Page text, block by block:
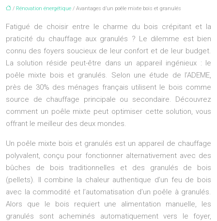
/ Rénovation énergétique / Avantages d’un poêle mixte bois et granulés
Fatigué de choisir entre le charme du bois crépitant et la
praticité du chauffage aux granulés ? Le dilemme est bien
connu des foyers soucieux de leur confort et de leur budget.
La solution réside peut-être dans un appareil ingénieux : le
poêle mixte bois et granulés. Selon une étude de l’ADEME,
près de 30% des ménages français utilisent le bois comme
source de chauffage principale ou secondaire. Découvrez
comment un poêle mixte peut optimiser cette solution, vous
offrant le meilleur des deux mondes.
Un poêle mixte bois et granulés est un appareil de chauffage
polyvalent, conçu pour fonctionner alternativement avec des
bûches de bois traditionnelles et des granulés de bois
(pellets). Il combine la chaleur authentique d’un feu de bois
avec la commodité et l’automatisation d’un poêle à granulés.
Alors que le bois requiert une alimentation manuelle, les
granulés sont acheminés automatiquement vers le foyer,